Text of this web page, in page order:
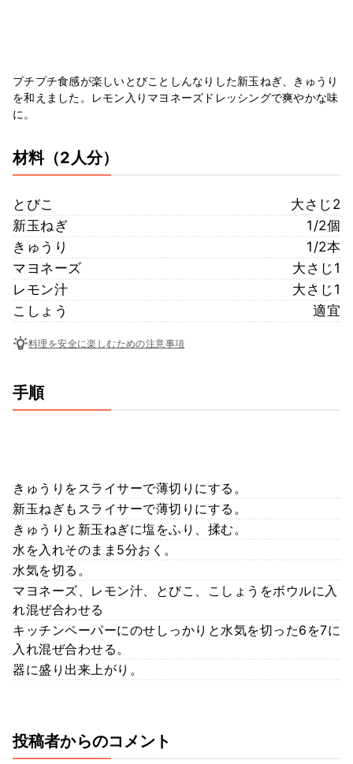
プチプチ食感が楽しいとびことしんなりした新玉ねぎ、きゅうり
を和えました。レモン入りマヨネーズドレッシングで爽やかな味
に。
材料（2人分）
とびこ
大さじ2
新玉ねぎ
1/2個
きゅうり
1/2本
マヨネーズ
大さじ1
レモン汁
大さじ1
こしょう
適宜
料理を安全に楽しむための注意事項
手順
きゅうりをスライサーで薄切りにする。
新玉ねぎもスライサーで薄切りにする。
きゅうりと新玉ねぎに塩をふり、揉む。
水を入れそのまま5分おく。
水気を切る。
マヨネーズ、レモン汁、とびこ、こしょうをボウルに入
れ混ぜ合わせる
キッチンペーパーにのせしっかりと水気を切った6を7に
入れ混ぜ合わせる。
器に盛り出来上がり。
投稿者からのコメント